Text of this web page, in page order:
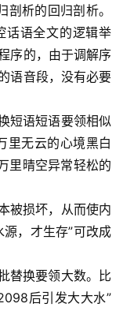
析的回归剖析。
话语全文的逻辑举
序的，由于调解序
语音段，没有必要
里无云的心境黑白
里晴空异常轻松的
，才生存”可改成
后引发大大水”